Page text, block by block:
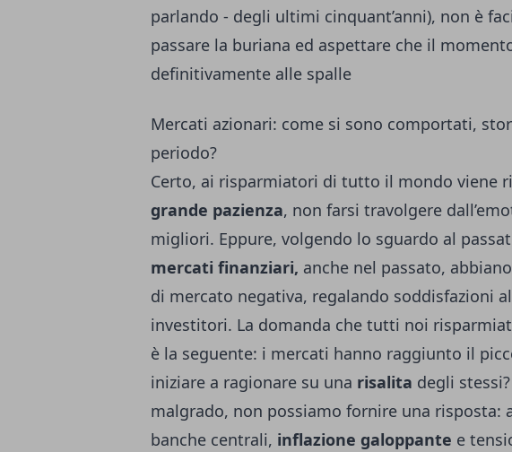
parlando - degli ultimi cinquant’anni), non è
passare la buriana ed aspettare che il
definitivamente alle spalle
Mercati azionari: come si sono comportati,
periodo?
Certo, ai risparmiatori di tutto il mondo viene
grande pazienza, non farsi travolgere
migliori. Eppure, volgendo lo sguardo al
mercati finanziari, anche nel passato,
di mercato negativa, regalando soddisfazioni
investitori. La domanda che tutti noi
è la seguente: i mercati hanno raggiunto il
iniziare a ragionare su una risalita degli
malgrado, non possiamo fornire una risposta:
banche centrali, inflazione galoppante e